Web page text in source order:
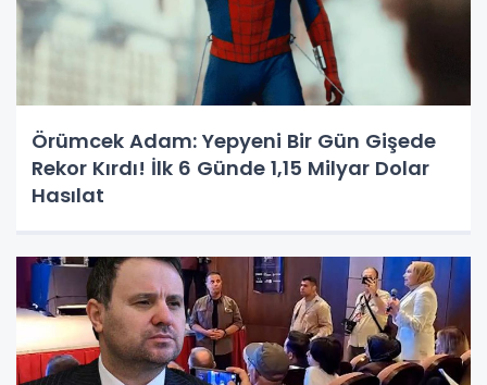
Örümcek Adam: Yepyeni Bir Gün Gişede
Rekor Kırdı! İlk 6 Günde 1,15 Milyar Dolar
Hasılat